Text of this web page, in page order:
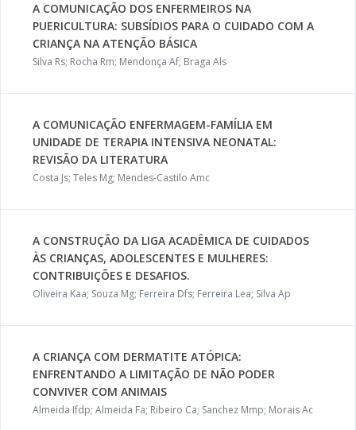
A COMUNICAÇÃO DOS ENFERMEIROS NA
PUERICULTURA: SUBSÍDIOS PARA O CUIDADO COM A
CRIANÇA NA ATENÇÃO BÁSICA
Silva Rs; Rocha Rm; Mendonça Af; Braga Als
A COMUNICAÇÃO ENFERMAGEM-FAMÍLIA EM
UNIDADE DE TERAPIA INTENSIVA NEONATAL:
REVISÃO DA LITERATURA
Costa Js; Teles Mg; Mendes-Castilo Amc
A CONSTRUÇÃO DA LIGA ACADÊMICA DE CUIDADOS
ÀS CRIANÇAS, ADOLESCENTES E MULHERES:
CONTRIBUIÇÕES E DESAFIOS.
Oliveira Kaa; Souza Mg; Ferreira Dfs; Ferreira Lea; Silva Ap
A CRIANÇA COM DERMATITE ATÓPICA:
ENFRENTANDO A LIMITAÇÃO DE NÃO PODER
CONVIVER COM ANIMAIS
Almeida Ifdp; Almeida Fa; Ribeiro Ca; Sanchez Mmp; Morais Ac